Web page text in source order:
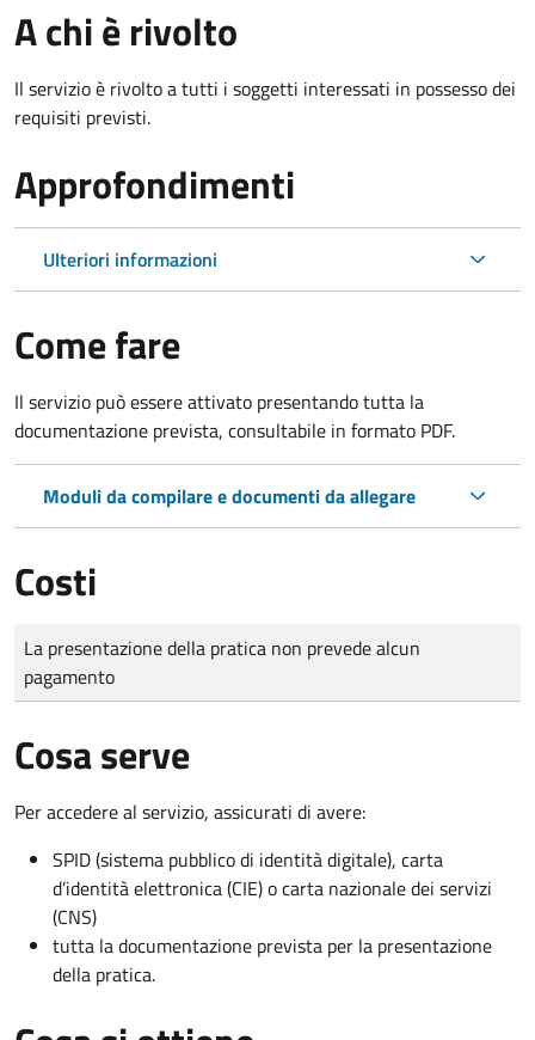
A chi è rivolto
Il servizio è rivolto a tutti i soggetti interessati in possesso dei
requisiti previsti.
Approfondimenti
Ulteriori informazioni
Come fare
Il servizio può essere attivato presentando tutta la
documentazione prevista, consultabile in formato PDF.
Moduli da compilare e documenti da allegare
Costi
Tipo di pagamento
Importo
La presentazione della pratica non prevede alcun
pagamento
Cosa serve
Per accedere al servizio, assicurati di avere:
SPID (sistema pubblico di identità digitale), carta
d’identità elettronica (CIE) o carta nazionale dei servizi
(CNS)
tutta la documentazione prevista per la presentazione
della pratica.